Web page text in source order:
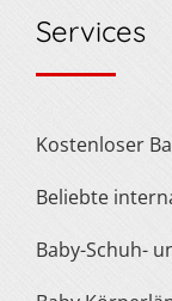
Services
Kostenloser
Beliebte
Baby-Schuh-